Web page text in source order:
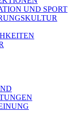
UND SPORT